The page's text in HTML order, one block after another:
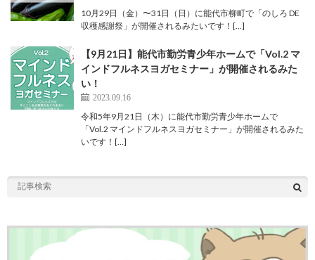
10月29日（金）〜31日（日）に能代市柳町で「のしろ DE
収穫感謝祭」が開催されるみたいです！[…]
【9月21日】能代市勤労青少年ホームで「Vol.2 マ
インドフルネスヨガセミナー」が開催されるみた
い！
2023.09.16
令和5年9月21日（木）に能代市勤労青少年ホームで
「Vol.2 マインドフルネスヨガセミナー」が開催されるみた
いです！[…]